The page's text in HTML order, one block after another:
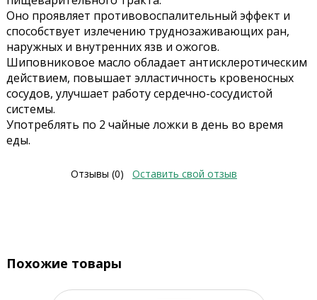
Оно проявляет противовоспалительный эффект и
способствует излечению труднозаживающих ран,
наружных и внутренних язв и ожогов.
Шиповниковое масло обладает антисклеротическим
действием, повышает элластичность кровеносных
сосудов, улучшает работу сердечно-сосудистой
системы.
Употреблять по 2 чайные ложки в день во время
еды.
Отзывы (0) Оставить свой отзыв
Похожие товары